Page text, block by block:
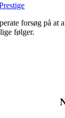
forsøg på at
følger.